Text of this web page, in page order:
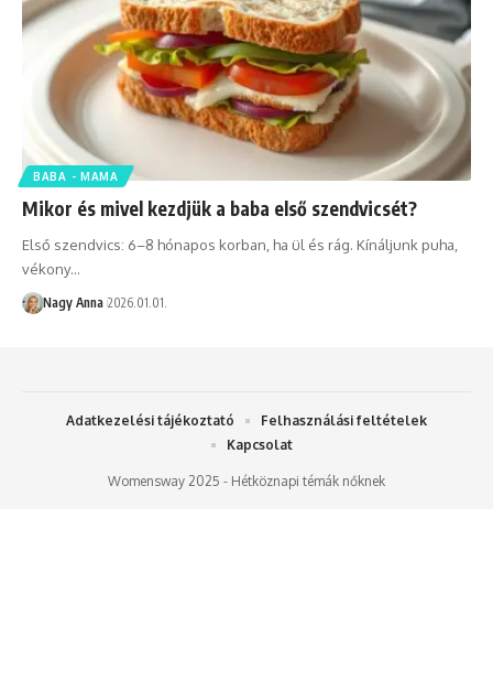
BABA - MAMA
Mikor és mivel kezdjük a baba első szendvicsét?
Első szendvics: 6–8 hónapos korban, ha ül és rág. Kínáljunk puha,
vékony…
Nagy Anna 2026.01.01.
Womensway 2025 - Hétköznapi témák nőknek
Adatkezelési tájékoztató
Felhasználási feltételek
Kapcsolat